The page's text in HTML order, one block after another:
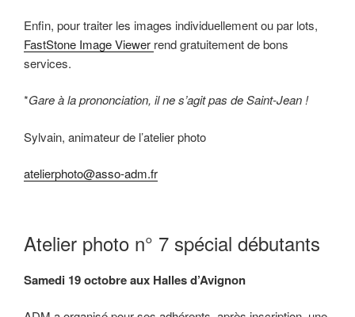
Enfin, pour traiter les images individuellement ou par lots,
FastStone Image Viewer rend gratuitement de bons
services.
*Gare à la prononciation, il ne s’agit pas de Saint-Jean !
Sylvain, animateur de l’atelier photo
atelierphoto@asso-adm.fr
Atelier photo n° 7 spécial débutants
Samedi 19 octobre aux Halles d’Avignon